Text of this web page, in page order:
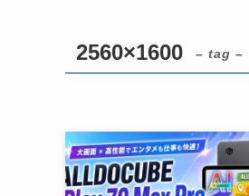
2560×1600 – tag –